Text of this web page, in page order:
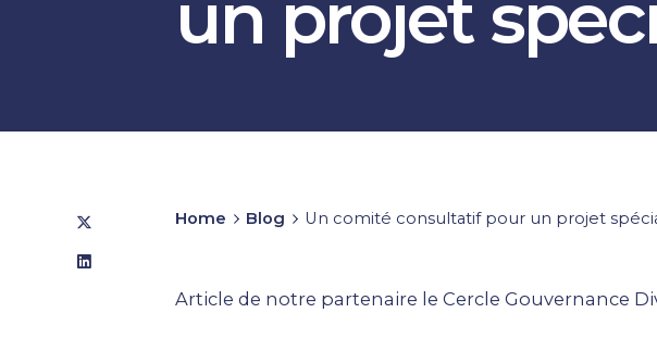
un projet
Home Blog Un comité consultatif pour un projet
Article de notre partenaire le Cercle Gouvernance